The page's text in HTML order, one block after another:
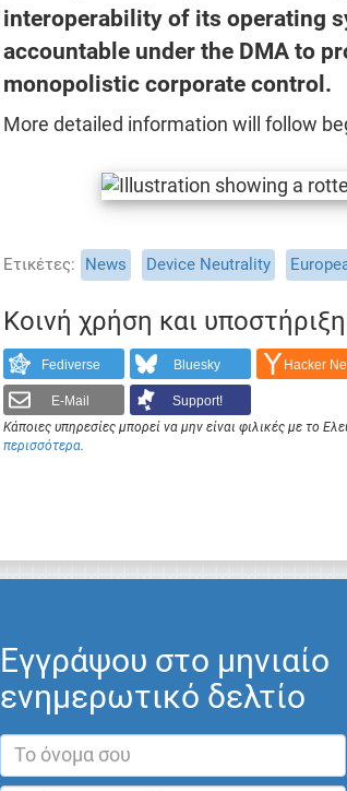
interoperability of its operating
accountable under the DMA to
monopolistic corporate control.
More detailed information will follow
Ετικέτες News Device Neutrality
Κοινή χρήση και υποστήριξη
Fediverse Bluesky Hacker
E-Mail
Support!
Κάποιες υπηρεσίες μπορεί να μην είναι φιλικές με το
περισσότερα.
Εγγράψου στο μηνιαίο
ενημερωτικό δελτίο